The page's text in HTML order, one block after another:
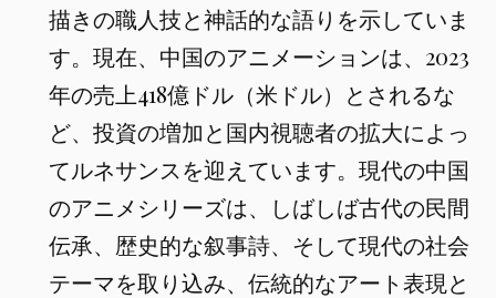
描きの職人技と神話的な語りを示していま
す。現在、中国のアニメーションは、2023
年の売上418億ドル（米ドル）とされるな
ど、投資の増加と国内視聴者の拡大によっ
てルネサンスを迎えています。現代の中国
のアニメシリーズは、しばしば古代の民間
伝承、歴史的な叙事詩、そして現代の社会
テーマを取り込み、伝統的なアート表現と